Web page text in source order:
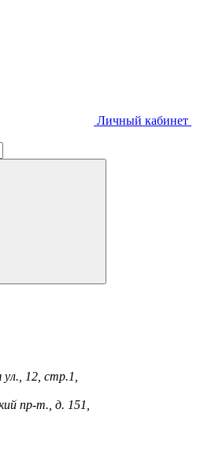
Личный кабинет
ул., 12, стр.1,
пр-т., д. 151,